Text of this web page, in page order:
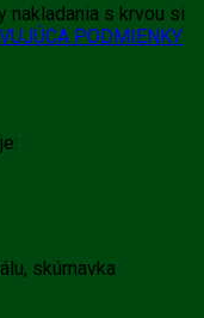
nakladania s krvou si
PODMIENKY
skúmavka